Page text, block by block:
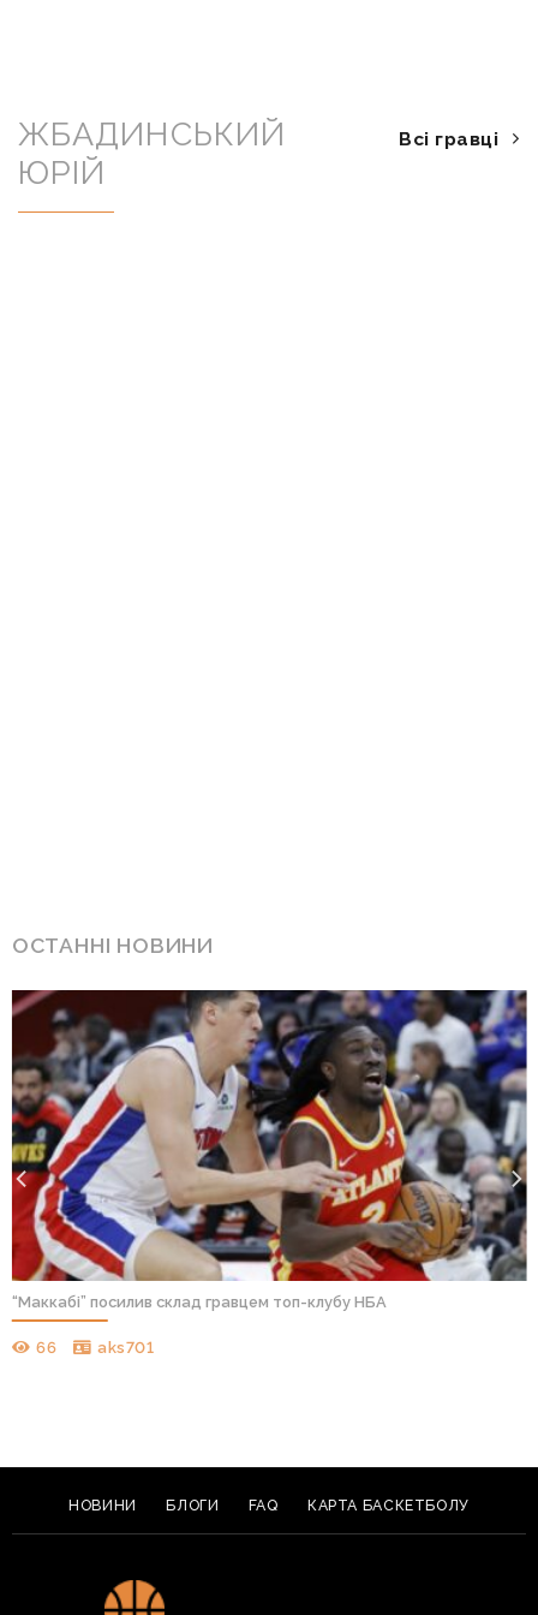
ЖБАДИНСЬКИЙ
ЮРІЙ
Всі гравці
ОСТАННІ НОВИНИ
“Маккабі” посилив склад гравцем топ-клубу НБА
66 aks701
НОВИНИ БЛОГИ FAQ КАРТА БАСКЕТБОЛУ